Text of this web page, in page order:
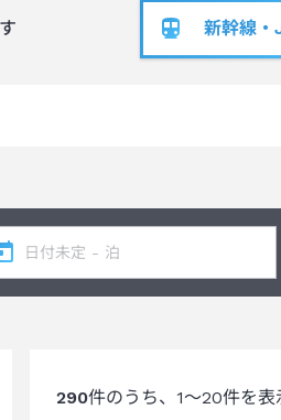
、料金が発生します。
ルギー一覧表の作成
をご理解の上、お客様ご自身で最終
新幹線・
290件のうち、 1～20件を表